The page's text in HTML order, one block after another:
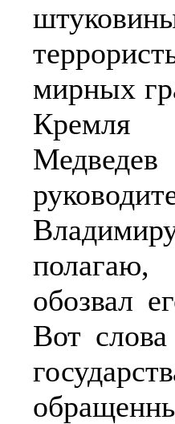
мирных
Кремля
обозвал
Вот